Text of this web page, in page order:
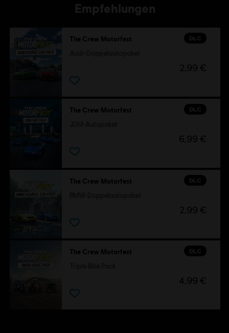
Empfehlungen
DLC
The Crew Motorfest
2,99 €
DLC
The Crew Motorfest
6,99 €
DLC
The Crew Motorfest
2,99 €
DLC
The Crew Motorfest
4,99 €